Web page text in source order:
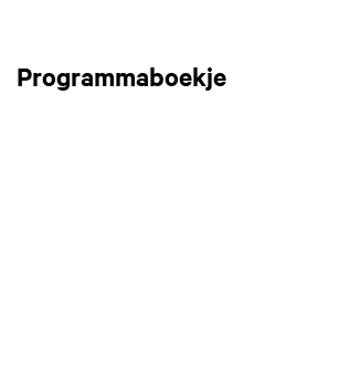
Programmaboekje